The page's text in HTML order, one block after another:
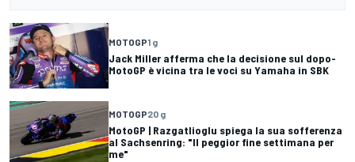
MOTOGP1 g
Jack Miller afferma che la decisione sul dopo-
MotoGP è vicina tra le voci su Yamaha in SBK
MOTOGP20 g
MotoGP | Razgatlioglu spiega la sua sofferenza
al Sachsenring: "Il peggior fine settimana per
me"